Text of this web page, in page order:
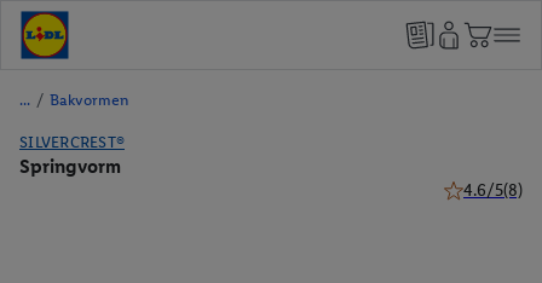
/ Bakvormen
SILVERCREST®
Springvorm
4.6/5(8)